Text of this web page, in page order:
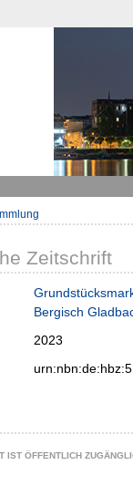
Zeitschrift
Bergisch
2023
IST ÖFFENTLICH